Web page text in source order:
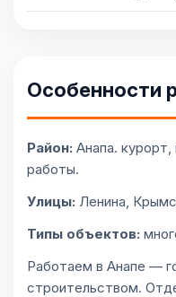
Особенности
Район: Анапа.
работы.
Улицы: Ленина,
Типы объектов:
Работаем в Анапе —
строительством.